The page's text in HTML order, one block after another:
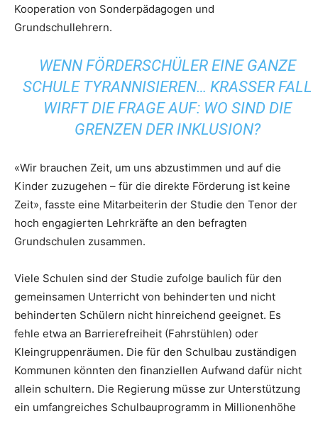
Kooperation von Sonderpädagogen und
Grundschullehrern.
WENN FÖRDERSCHÜLER EINE GANZE
SCHULE TYRANNISIEREN… KRASSER FALL
WIRFT DIE FRAGE AUF: WO SIND DIE
GRENZEN DER INKLUSION?
«Wir brauchen Zeit, um uns abzustimmen und auf die
Kinder zuzugehen – für die direkte Förderung ist keine
Zeit», fasste eine Mitarbeiterin der Studie den Tenor der
hoch engagierten Lehrkräfte an den befragten
Grundschulen zusammen.
Viele Schulen sind der Studie zufolge baulich für den
gemeinsamen Unterricht von behinderten und nicht
behinderten Schülern nicht hinreichend geeignet. Es
fehle etwa an Barrierefreiheit (Fahrstühlen) oder
Kleingruppenräumen. Die für den Schulbau zuständigen
Kommunen könnten den finanziellen Aufwand dafür nicht
allein schultern. Die Regierung müsse zur Unterstützung
ein umfangreiches Schulbauprogramm in Millionenhöhe